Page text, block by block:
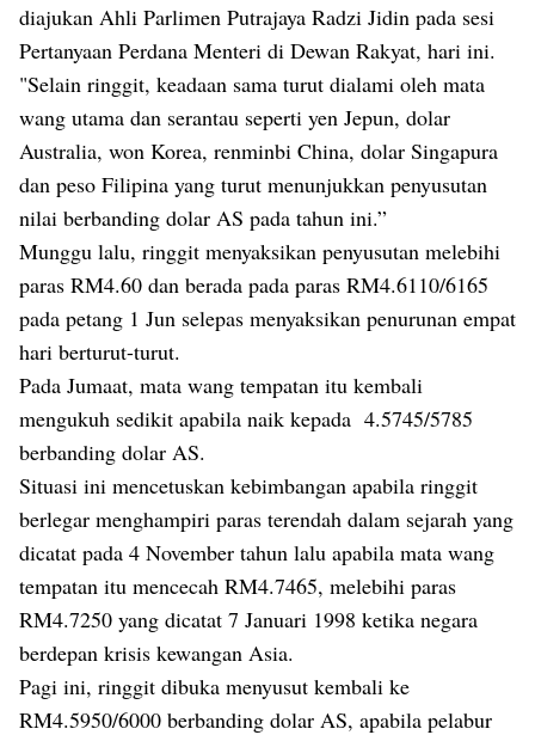
diajukan Ahli Parlimen Putrajaya Radzi Jidin pada sesi
Pertanyaan Perdana Menteri di Dewan Rakyat, hari ini.
"Selain ringgit, keadaan sama turut dialami oleh mata
wang utama dan serantau seperti yen Jepun, dolar
Australia, won Korea, renminbi China, dolar Singapura
dan peso Filipina yang turut menunjukkan penyusutan
nilai berbanding dolar AS pada tahun ini.”
Munggu lalu, ringgit menyaksikan penyusutan melebihi
paras RM4.60 dan berada pada paras RM4.6110/6165
pada petang 1 Jun selepas menyaksikan penurunan empat
hari berturut-turut.
Pada Jumaat, mata wang tempatan itu kembali
mengukuh sedikit apabila naik kepada 4.5745/5785
berbanding dolar AS.
Situasi ini mencetuskan kebimbangan apabila ringgit
berlegar menghampiri paras terendah dalam sejarah yang
dicatat pada 4 November tahun lalu apabila mata wang
tempatan itu mencecah RM4.7465, melebihi paras
RM4.7250 yang dicatat 7 Januari 1998 ketika negara
berdepan krisis kewangan Asia.
Pagi ini, ringgit dibuka menyusut kembali ke
RM4.5950/6000 berbanding dolar AS, apabila pelabur